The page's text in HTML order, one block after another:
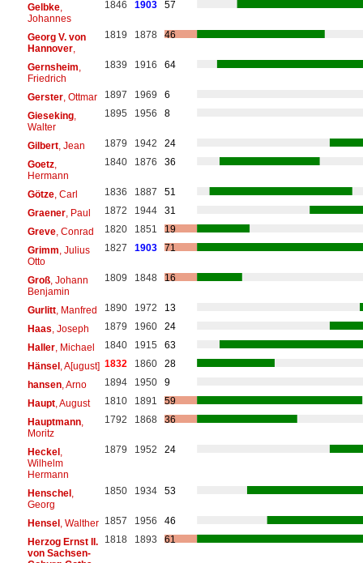
Gelbke,
Johannes
1846 1903 57
Georg V. von
Hannover,
1819 1878 46
Gernsheim
Friedrich
1839 1916 64
Gerster, Ottmar 1897 1969
6
Gieseking,
Walter
1895 1956 8
Gilbert, Jean 1879 1942
24
Goetz,
Hermann
1840 1876 36
Götze, Carl 1836 1887
51
Graener, Paul 1872 1944
31
Greve, Conrad 1820 1851
19
Grimm , Julius
Otto
1827 1903 71
Groß, Johann
Benjamin
1809 1848 16
Gurlitt, Manfred 1890 1972
13
Haas , Joseph 1879 1960
24
Haller, Michael 1840 1915
63
Hänsel, A[ugust] 1832 1860
28
hansen, Arno 1894 1950
9
Haupt, August 1810 1891
59
Hauptmann,
Moritz
1792 1868 36
Heckel,
Wilhelm
Hermann
1879 1952 24
Henschel,
Georg
1850 1934 53
Hensel, Walther 1857 1956
46
Herzog Ernst II.
von Sachsen-
1818 1893 61